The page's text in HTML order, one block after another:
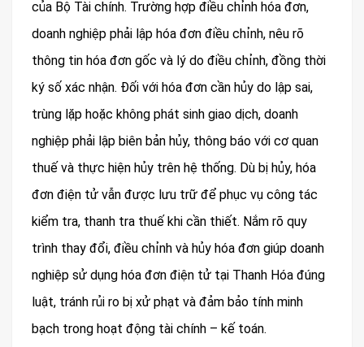
của Bộ Tài chính. Trường hợp điều chỉnh hóa đơn,
doanh nghiệp phải lập hóa đơn điều chỉnh, nêu rõ
thông tin hóa đơn gốc và lý do điều chỉnh, đồng thời
ký số xác nhận. Đối với hóa đơn cần hủy do lập sai,
trùng lặp hoặc không phát sinh giao dịch, doanh
nghiệp phải lập biên bản hủy, thông báo với cơ quan
thuế và thực hiện hủy trên hệ thống. Dù bị hủy, hóa
đơn điện tử vẫn được lưu trữ để phục vụ công tác
kiểm tra, thanh tra thuế khi cần thiết. Nắm rõ quy
trình thay đổi, điều chỉnh và hủy hóa đơn giúp doanh
nghiệp sử dụng hóa đơn điện tử tại Thanh Hóa đúng
luật, tránh rủi ro bị xử phạt và đảm bảo tính minh
bạch trong hoạt động tài chính – kế toán.